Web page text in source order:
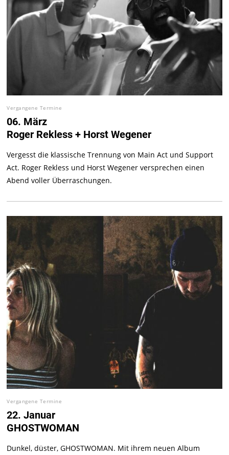
Vergangene Termine
06. März
Roger Rekless + Horst Wegener
Vergesst die klassische Trennung von Main Act und Support
Act. Roger Rekless und Horst Wegener versprechen einen
Abend voller Überraschungen.
Vergangene Termine
22. Januar
GHOSTWOMAN
Dunkel, düster, GHOSTWOMAN. Mit ihrem neuen Album